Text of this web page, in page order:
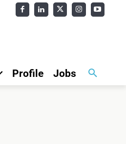
Profile Jobs